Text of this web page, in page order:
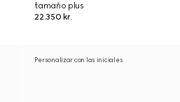
tamaño plus
22.350 kr.
Personalizar con las iniciales